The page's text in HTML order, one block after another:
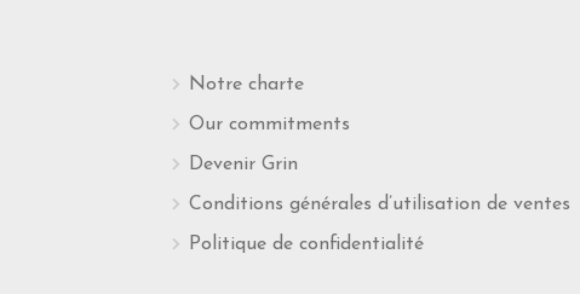
Notre charte
Our commitments
Devenir Grin
Conditions générales d’utilisation de ventes
Politique de confidentialité